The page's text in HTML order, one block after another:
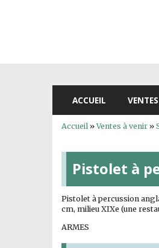
ACCUEIL
Accueil»Ventes à venir »
Pistolet à
Pistolet à percussion
cm, milieu XIXe (une
ARMES